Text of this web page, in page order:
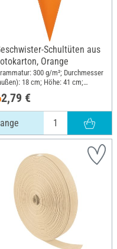
Schultüten aus
Orange
300 g/m²; Durchmesser
18 cm; Höhe: 41 cm;
Material: Karton
2,79 €